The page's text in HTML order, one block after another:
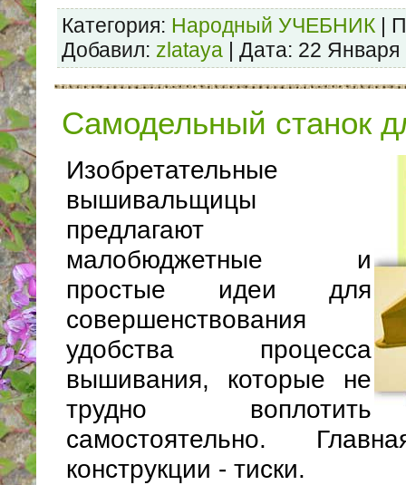
Категория: Народный УЧЕБНИК |
Добавил: zlataya | Дата: 22 Января
Самодельный станок
Изобретательные
вышивальщицы
предлагают
малобюджетные и
простые идеи для
совершенствования
удобства процесса
вышивания, которые не
трудно воплотить
самостоятельно.
конструкции - тиски.